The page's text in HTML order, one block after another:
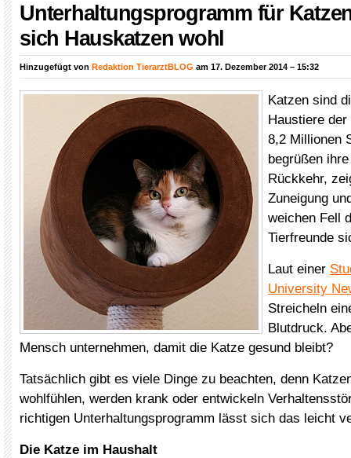
Unterhaltungsprogramm für
sich Hauskatzen wohl
Hinzugefügt von Redaktion TierarztBLOG am 17. Dezember 2014 – 15:32
Katzen sind
Haustiere
8,2 Millionen
begrüßen
Rückkehr,
Zuneigung
weichen Fell
Tierfreunde
Laut einer
University
Streicheln
Blutdruck.
Mensch unternehmen, damit die Katze gesund bleibt?
Tatsächlich gibt es viele Dinge zu beachten, denn
wohlfühlen, werden krank oder entwickeln
richtigen Unterhaltungsprogramm lässt sich das leicht
Die Katze im Haushalt